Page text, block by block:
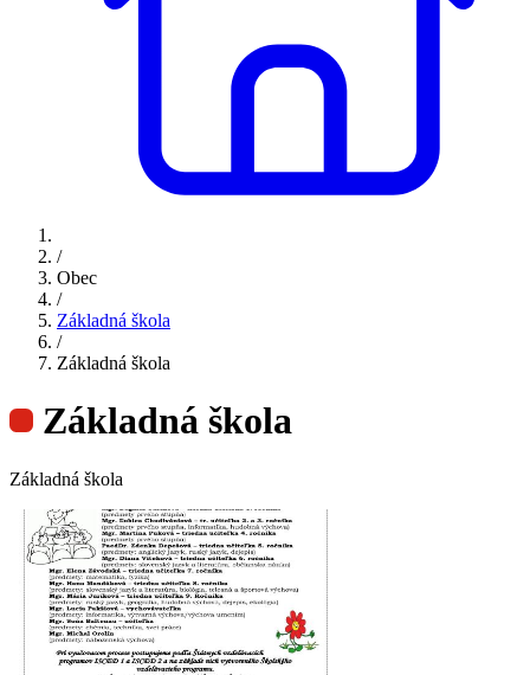
/
Obec
/
Základná škola
/
Základná škola
Základná škola
Základná škola